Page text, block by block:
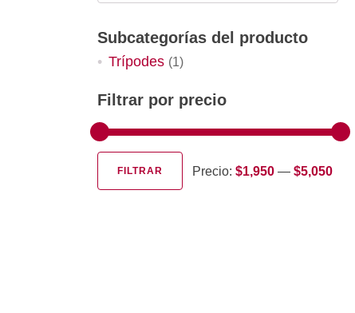
Subcategorías del producto
Trípodes (1)
Filtrar por precio
Precio
Precio
FILTRAR Precio: $1,950 — $5,050